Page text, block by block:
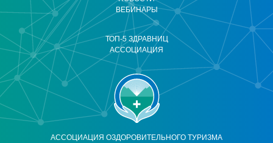
АССОЦИАЦИЯ ОЗДОРОВИТЕЛЬНОГО ТУРИЗМА
ВЕБИНАРЫ
ТОП-5 ЗДРАВНИЦ
АССОЦИАЦИЯ